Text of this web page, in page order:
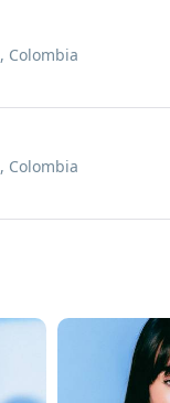
, Colombia
, Colombia